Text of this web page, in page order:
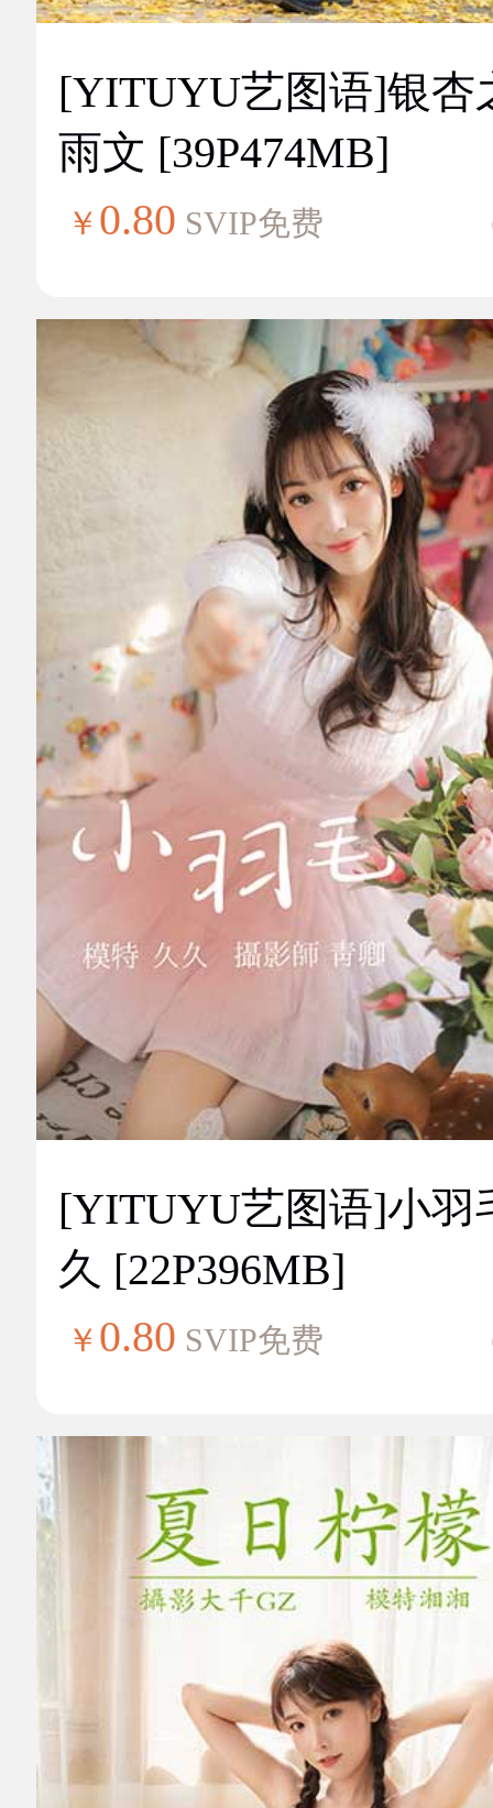
[YITUYU艺图语]银杏
雨文 [39P474MB]
￥ 0.80 SVIP免费
[YITUYU艺图语]小羽
久 [22P396MB]
￥ 0.80 SVIP免费